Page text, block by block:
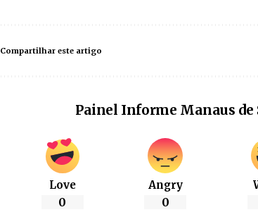
Compartilhar este artigo
Painel Informe Manaus de
Love
0
Angry
0